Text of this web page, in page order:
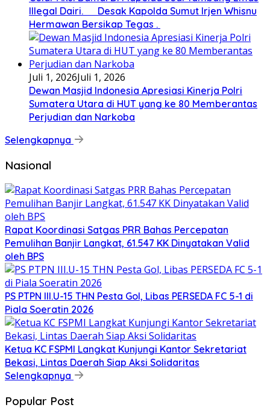
Illegal Dairi. Desak Kapolda Sumut Irjen Whisnu
Hermawan Bersikap Tegas .
Juli 1, 2026Juli 1, 2026
Dewan Masjid Indonesia Apresiasi Kinerja Polri
Sumatera Utara di HUT yang ke 80 Memberantas
Perjudian dan Narkoba
Selengkapnya
Nasional
Rapat Koordinasi Satgas PRR Bahas Percepatan
Pemulihan Banjir Langkat, 61.547 KK Dinyatakan Valid
oleh BPS
PS PTPN III.U-15 THN Pesta Gol, Libas PERSEDA FC 5-1 di
Piala Soeratin 2026
Ketua KC FSPMI Langkat Kunjungi Kantor Sekretariat
Bekasi, Lintas Daerah Siap Aksi Solidaritas
Selengkapnya
Popular Post